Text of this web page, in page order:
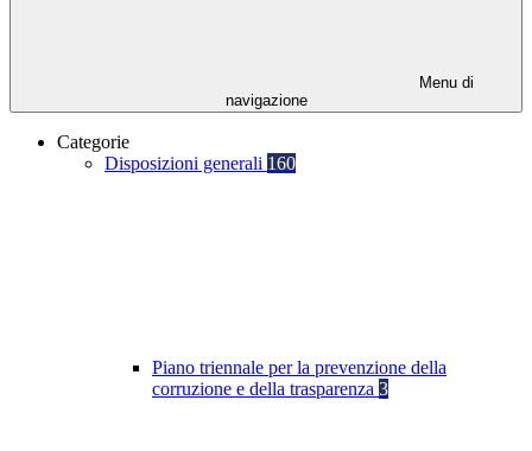
Menu di
navigazione
Categorie
Disposizioni generali 160
Piano triennale per la prevenzione della
corruzione e della trasparenza 3